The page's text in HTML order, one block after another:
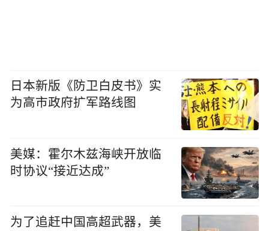
日本新版《防卫白皮书》实
为高市政府扩军路线图
美媒：霍尔木兹海峡开放临
时协议“接近达成”
为了追赶中国高超武器，美